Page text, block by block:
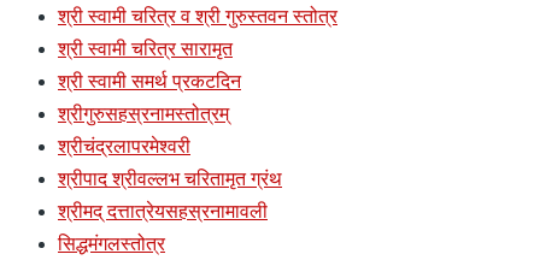
श्री स्वामी चरित्र व श्री गुरुस्तवन स्तोत्र
श्री स्वामी चरित्र सारामृत
श्री स्वामी समर्थ प्रकटदिन
श्रीगुरुसहस्रनामस्तोत्रम्
श्रीचंद्रलापरमेश्वरी
श्रीपाद श्रीवल्लभ चरितामृत ग्रंथ
श्रीमद् दत्तात्रेयसहस्रनामावली
सिद्धमंगलस्तोत्र